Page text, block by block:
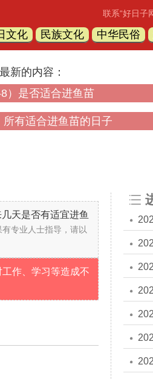
联系“好日子
文化 民族文化 中华民俗
新的内容：
）是否适合进鱼苗
有适合进鱼苗的日子
天是否有适宜进鱼
专业人士指导，请以
作、学习等造成不